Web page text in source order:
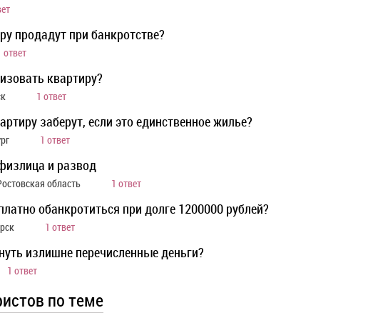
продадут при банкротстве?
ответ
квартиру?
1 ответ
заберут, если это единственное жилье?
1 ответ
и развод
область 1 ответ
обанкротиться при долге 1200000 рублей?
1 ответ
излишне перечисленные деньги?
1 ответ
по теме